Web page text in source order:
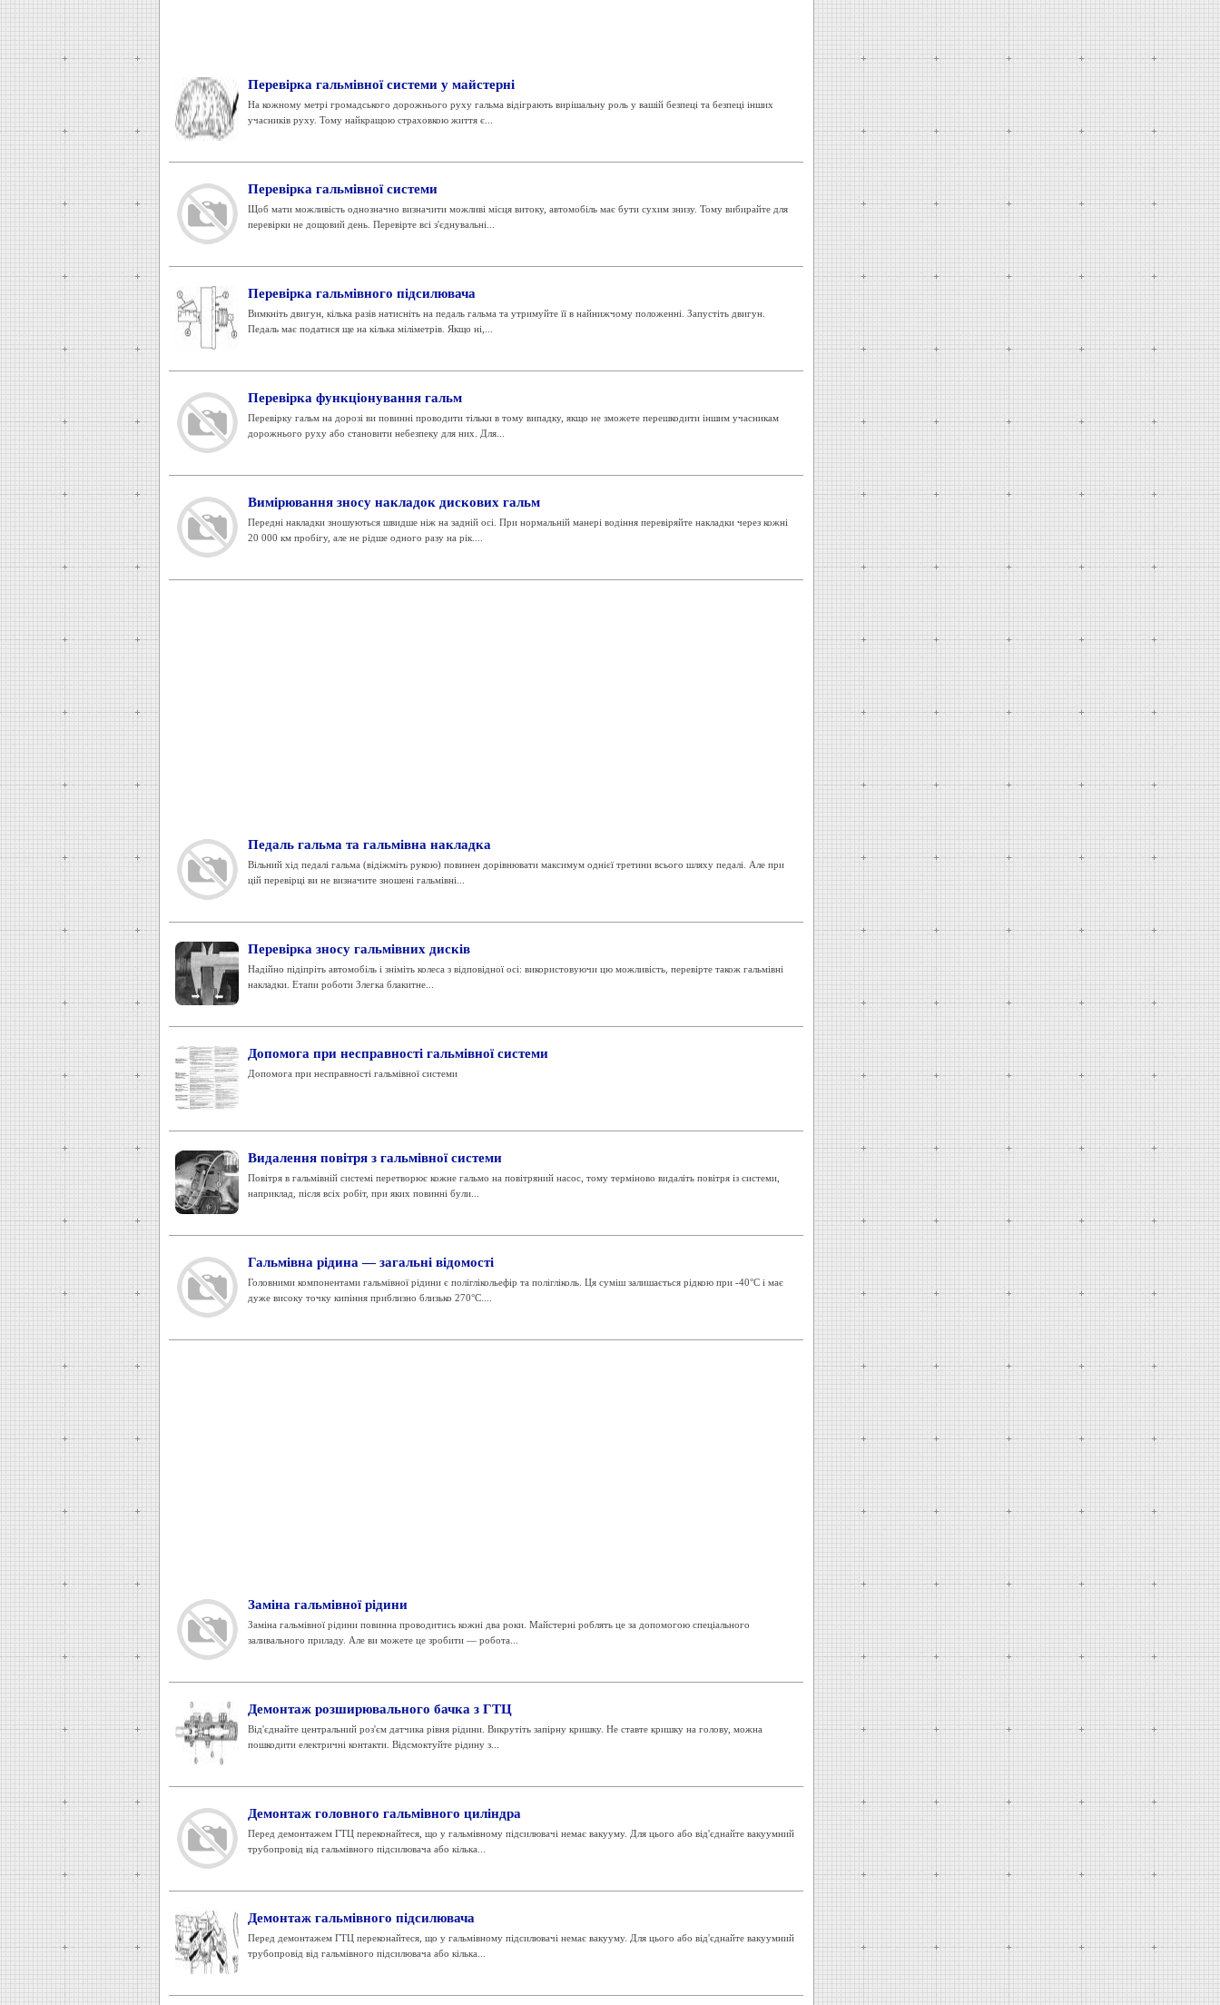
Перевірка гальмівної системи у майстерні
На кожному метрі громадського дорожнього руху гальма відіграють вирішальну роль у вашій безпеці та безпеці інших
учасників руху. Тому найкращою страховкою життя є...
Перевірка гальмівної системи
Щоб мати можливість однозначно визначити можливі місця витоку, автомобіль має бути сухим знизу. Тому вибирайте для
перевірки не дощовий день. Перевірте всі з'єднувальні...
Перевірка гальмівного підсилювача
Вимкніть двигун, кілька разів натисніть на педаль гальма та утримуйте її в найнижчому положенні. Запустіть двигун.
Педаль має податися ще на кілька міліметрів. Якщо ні,...
Перевірка функціонування гальм
Перевірку гальм на дорозі ви повинні проводити тільки в тому випадку, якщо не зможете перешкодити іншим учасникам
дорожнього руху або становити небезпеку для них. Для...
Вимірювання зносу накладок дискових гальм
Передні накладки зношуються швидше ніж на задній осі. При нормальній манері водіння перевіряйте накладки через кожні
20 000 км пробігу, але не рідше одного разу на рік....
Педаль гальма та гальмівна накладка
Вільний хід педалі гальма (відіжміть рукою) повинен дорівнювати максимум однієї третини всього шляху педалі. Але при
цій перевірці ви не визначите зношені гальмівні...
Перевірка зносу гальмівних дисків
Надійно підіпріть автомобіль і зніміть колеса з відповідної осі: використовуючи цю можливість, перевірте також гальмівні
накладки. Етапи роботи Злегка блакитне...
Допомога при несправності гальмівної системи
Допомога при несправності гальмівної системи
Видалення повітря з гальмівної системи
Повітря в гальмівній системі перетворює кожне гальмо на повітряний насос, тому терміново видаліть повітря із системи,
наприклад, після всіх робіт, при яких повинні були...
Гальмівна рідина — загальні відомості
Головними компонентами гальмівної рідини є поліглікольефір та полігліколь. Ця суміш залишається рідкою при -40°C і має
дуже високу точку кипіння приблизно близько 270°C....
Заміна гальмівної рідини
Заміна гальмівної рідини повинна проводитись кожні два роки. Майстерні роблять це за допомогою спеціального
заливального приладу. Але ви можете це зробити — робота...
Демонтаж розширювального бачка з ГТЦ
Від'єднайте центральний роз'єм датчика рівня рідини. Викрутіть запірну кришку. Не ставте кришку на голову, можна
пошкодити електричні контакти. Відсмоктуйте рідину з...
Демонтаж головного гальмівного циліндра
Перед демонтажем ГТЦ переконайтеся, що у гальмівному підсилювачі немає вакууму. Для цього або від'єднайте вакуумний
трубопровід від гальмівного підсилювача або кілька...
Демонтаж гальмівного підсилювача
Перед демонтажем ГТЦ переконайтеся, що у гальмівному підсилювачі немає вакууму. Для цього або від'єднайте вакуумний
трубопровід від гальмівного підсилювача або кілька...